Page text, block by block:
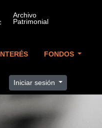
FONDOS
Iniciar sesión